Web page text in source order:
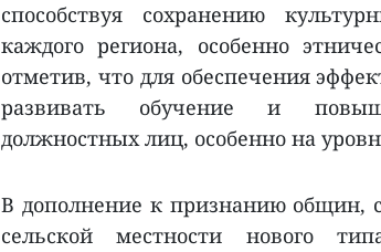
способствуя сохранению
каждого региона, особенно
отметив, что для обеспечения
развивать обучение и
должностных лиц, особенно на
В дополнение к признанию общин,
сельской местности нового